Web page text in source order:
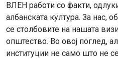
ВЛЕН работи со факти,
албанската култура. За нас,
се столбовите на нашата
општество. Во овој поглед,
институции не само што не